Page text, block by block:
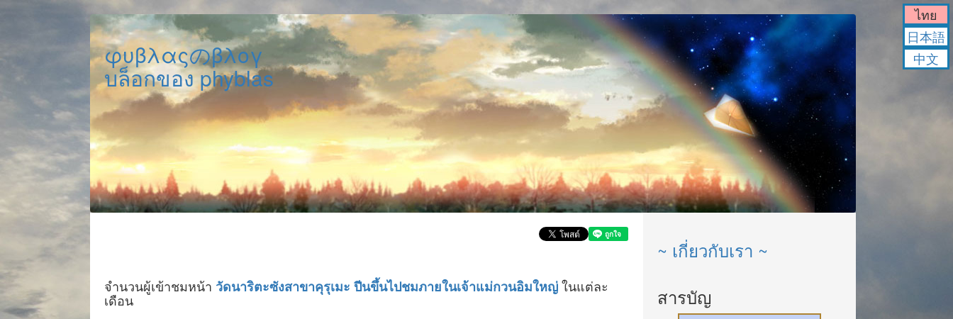
φυβλαςのβλογ
บล็อกของ phyblas
จำนวนผู้เข้าชมหน้า วัดนาริตะซังสาขาคุรุเมะ ปีนขึ้นไปชมภายในเจ้าแม่กวนอิมใหญ่ในแต่ละ
เดือน
~ เกี่ยวกับเรา ~
สารบัญ
ไทย
日本語
中文